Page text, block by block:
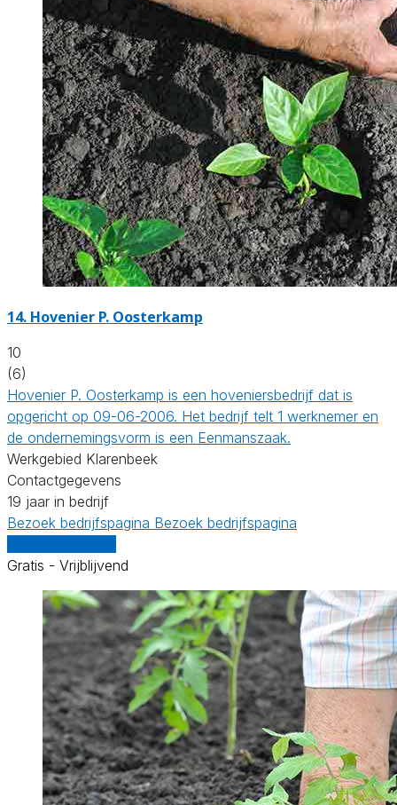
14. Hovenier P. Oosterkamp
10
(6)
Hovenier P. Oosterkamp is een hoveniersbedrijf dat is
opgericht op 09-06-2006. Het bedrijf telt 1 werknemer en
de ondernemingsvorm is een Eenmanszaak.
Werkgebied Klarenbeek
Contactgegevens
19 jaar in bedrijf
Bezoek bedrijfspagina Bezoek bedrijfspagina
Gratis - Vrijblijvend